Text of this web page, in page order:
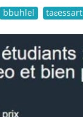
bbuhlel taɛessart